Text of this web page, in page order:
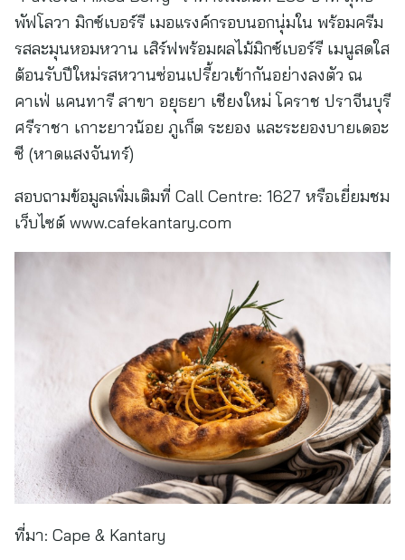
พัฟโลวา มิกซ์เบอร์รี เมอแรงค์กรอบนอกนุ่มใน พร้อมครีม
รสละมุนหอมหวาน เสิร์ฟพร้อมผลไม้มิกซ์เบอร์รี เมนูสดใส
ต้อนรับปีใหม่รสหวานซ่อนเปรี้ยวเข้ากันอย่างลงตัว ณ
คาเฟ่ แคนทารี สาขา อยุธยา เชียงใหม่ โคราช ปราจีนบุรี
ศรีราชา เกาะยาวน้อย ภูเก็ต ระยอง และระยองบายเดอะ
ซี (หาดแสงจันทร์)
สอบถามข้อมูลเพิ่มเติมที่ Call Centre: 1627 หรือเยี่ยมชม
เว็บไซต์ www.cafekantary.com
ที่มา: Cape & Kantary